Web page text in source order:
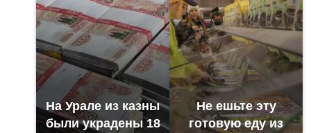
На Урале из казны
были украдены 18
Не ешьте эту
готовую еду из